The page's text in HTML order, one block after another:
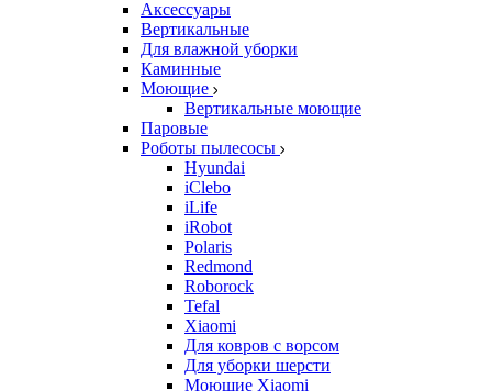
Аксессуары
Вертикальные
Для влажной уборки
Каминные
Моющие
Вертикальные моющие
Паровые
Роботы пылесосы
Hyundai
iClebo
iLife
iRobot
Polaris
Redmond
Roborock
Tefal
Xiaomi
Для ковров с ворсом
Для уборки шерсти
Моющие Xiaomi